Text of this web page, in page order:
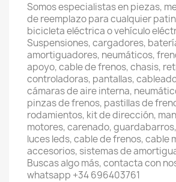
Somos especialistas en piezas,
de reemplazo para cualquier
bicicleta eléctrica o vehículo
Suspensiones, cargadores,
amortiguadores, neumáticos,
apoyo, cable de frenos, chasis,
controladoras, pantallas,
cámaras de aire interna,
pinzas de frenos, pastillas de
rodamientos, kit de dirección,
motores, carenado,
luces leds, cable de frenos, cable
accesorios, sistemas de
Buscas algo más, contacta con
whatsapp +34 696403761